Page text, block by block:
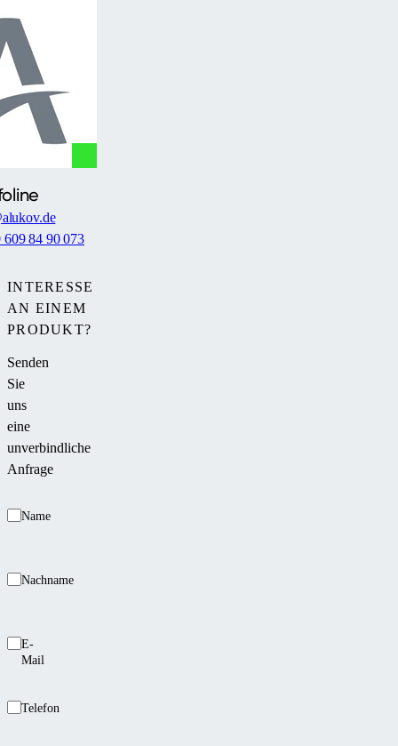
INTERESSE
AN EINEM
PRODUKT?
Senden
Sie
uns
eine
unverbindliche
Anfrage
Name
Nachname
E-
Mail
Telefon
609 84 90 073